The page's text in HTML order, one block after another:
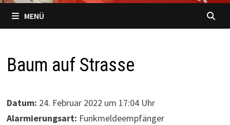
MENÜ
Baum auf Strasse
Datum: 24. Februar 2022 um 17:04 Uhr
Alarmierungsart: Funkmeldeempfänger